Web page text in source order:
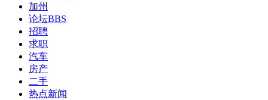
加州
论坛BBS
招聘
求职
汽车
房产
二手
热点新闻